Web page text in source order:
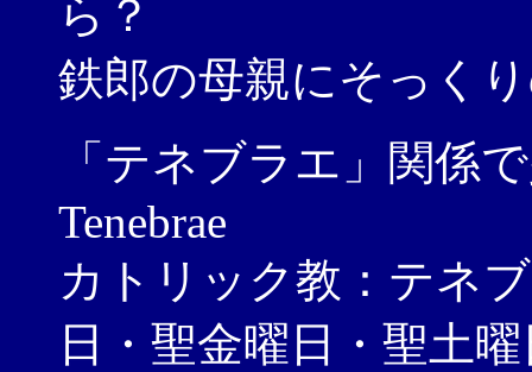
ら？
鉄郎の母親にそっく
「テネブラエ」関係
Tenebrae
カトリック教：テネ
日・聖金曜日・聖土